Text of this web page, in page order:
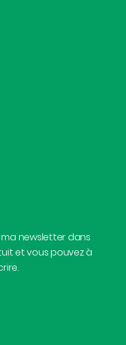
newsletter dans
et vous pouvez à